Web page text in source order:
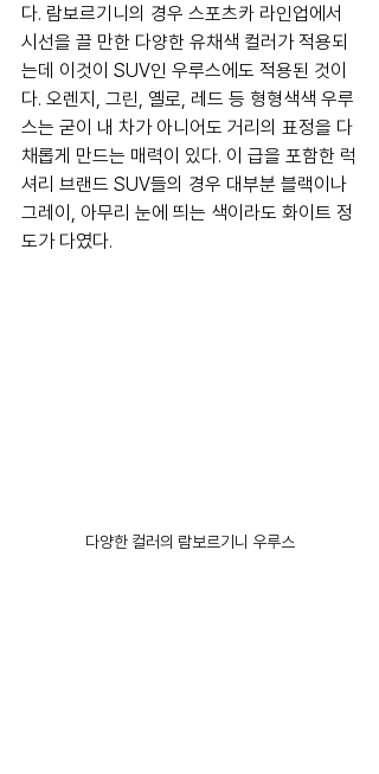
다. 람보르기니의 경우 스포츠카 라인업에서
시선을 끌 만한 다양한 유채색 컬러가 적용되
는데 이것이 SUV인 우루스에도 적용된 것이
다. 오렌지, 그린, 옐로, 레드 등 형형색색 우루
스는 굳이 내 차가 아니어도 거리의 표정을 다
채롭게 만드는 매력이 있다. 이 급을 포함한 럭
셔리 브랜드 SUV들의 경우 대부분 블랙이나
그레이, 아무리 눈에 띄는 색이라도 화이트 정
도가 다였다.
다양한 컬러의 람보르기니 우루스